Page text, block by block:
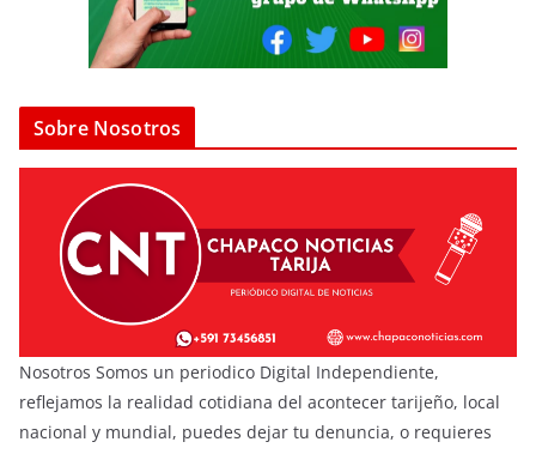
Sobre Nosotros
Nosotros Somos un periodico Digital Independiente,
reflejamos la realidad cotidiana del acontecer tarijeño, local
nacional y mundial, puedes dejar tu denuncia, o requieres